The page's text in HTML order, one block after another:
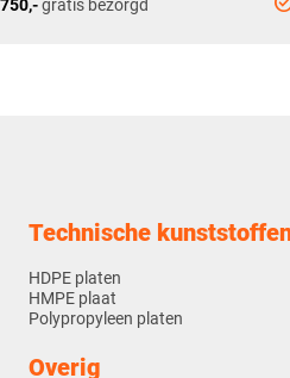
gratis bezorgd
Technische
HDPE platen
HMPE plaat
Polypropyleen platen
Overig